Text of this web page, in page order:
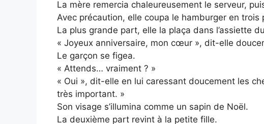
La mère remercia chaleureusement le serveur,
Avec précaution, elle coupa le hamburger en trois
La plus grande part, elle la plaça dans l’assiette
« Joyeux anniversaire, mon cœur », dit-elle
Le garçon se figea.
« Attends… vraiment ? »
« Oui », dit-elle en lui caressant doucement les
très important. »
Son visage s’illumina comme un sapin de Noël.
La deuxième part revint à la petite fille.